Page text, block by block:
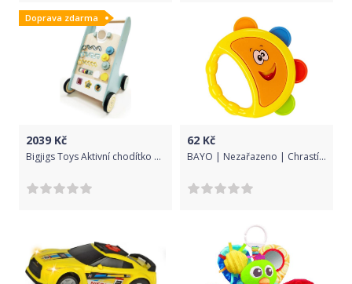
Doprava zdarma
2039 Kč
Bigjigs Toys Aktivní chodítko Bigjigs Baby Lesní zvířátka
62 Kč
BAYO | Nezařazeno | Chrastítko Bayo tamburína žlutá | Žlutá |